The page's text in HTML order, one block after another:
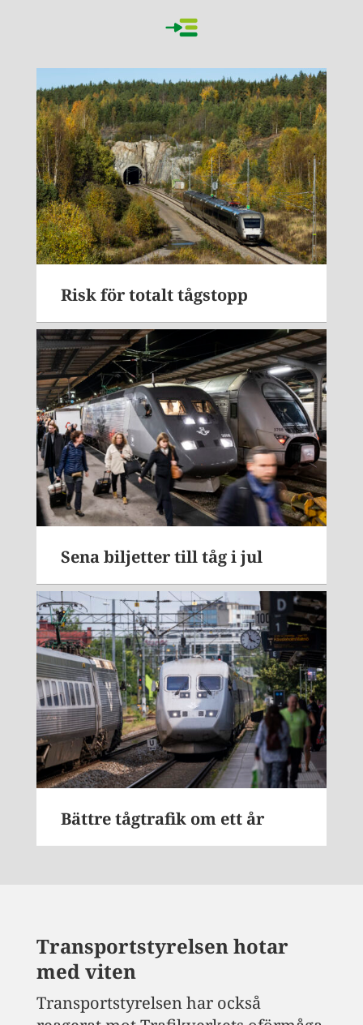
Risk för totalt tågstopp
Sena biljetter till tåg i jul
Bättre tågtrafik om ett år
Transportstyrelsen hotar
med viten
Transportstyrelsen har också